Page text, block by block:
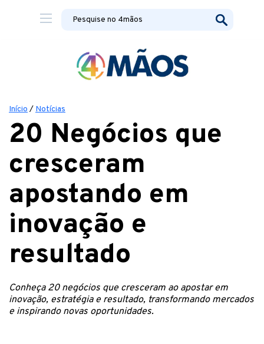
Início / Notícias
20 Negócios que
cresceram
apostando em
inovação e
resultado
Conheça 20 negócios que cresceram ao apostar em
inovação, estratégia e resultado, transformando mercados
e inspirando novas oportunidades.